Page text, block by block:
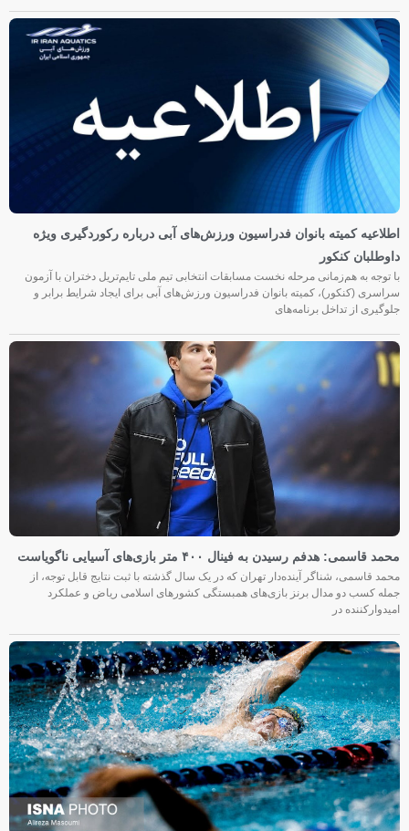
اطلاعیه کمیته بانوان فدراسیون ورزش‌های آبی درباره رکوردگیری ویژه
داوطلبان کنکور
با توجه به هم‌زمانی مرحله نخست مسابقات انتخابی تیم ملی تایم‌تریل دختران با آزمون
سراسری (کنکور)، کمیته بانوان فدراسیون ورزش‌های آبی برای ایجاد شرایط برابر و
جلوگیری از تداخل برنامه‌های
محمد قاسمی: هدفم رسیدن به فینال ۴۰۰ متر بازی‌های آسیایی ناگویاست
محمد قاسمی، شناگر آینده‌دار تهران که در یک سال گذشته با ثبت نتایج قابل توجه، از
جمله کسب دو مدال برنز بازی‌های همبستگی کشورهای اسلامی ریاض و عملکرد
امیدوارکننده در